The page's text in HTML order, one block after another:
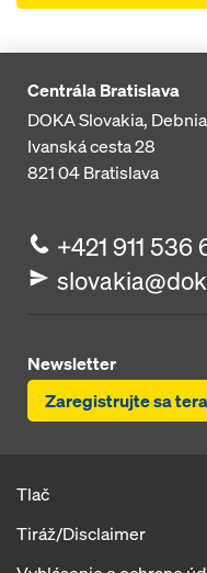
Centrála Bratislava
DOKA Slovakia,
Ivanská cesta 28
821 04Bratislava
+421 911 536
Newsletter
Zaregistrujte sa
Tlač
Tiráž/Disclaimer